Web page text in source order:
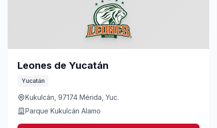
Leones de Yucatán
Yucatán
Kukulcán, 97174 Mérida, Yuc.
Parque Kukulcán Alamo